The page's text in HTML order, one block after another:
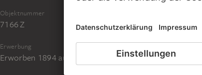
Objektnummer
7166 Z
Erwerbung
Erworben 1894 aus dem Nachlass des Künstlers